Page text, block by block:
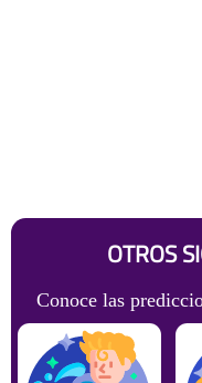
OTROS
Conoce las